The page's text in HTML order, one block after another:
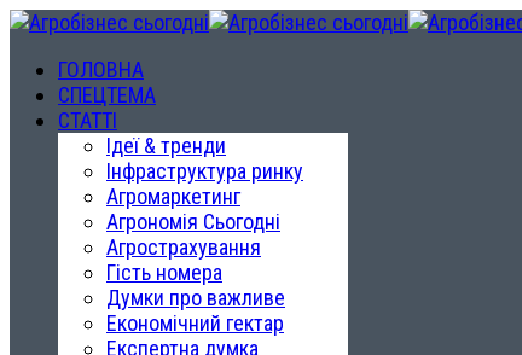
ГОЛОВНА
СПЕЦТЕМА
СТАТТІ
Ідеї & тренди
Інфраструктура ринку
Агромаркетинг
Агрономія Сьогодні
Агрострахування
Гість номера
Думки про важливе
Економічний гектар
Експертна думка